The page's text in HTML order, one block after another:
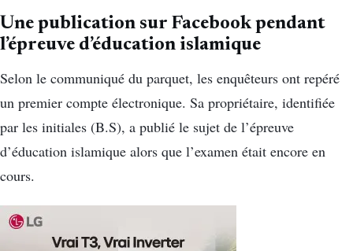
Une publication sur Facebook pendant
l’épreuve d’éducation islamique
Selon le communiqué du parquet, les enquêteurs ont repéré
un premier compte électronique. Sa propriétaire, identifiée
par les initiales (B.S), a publié le sujet de l’épreuve
d’éducation islamique alors que l’examen était encore en
cours.